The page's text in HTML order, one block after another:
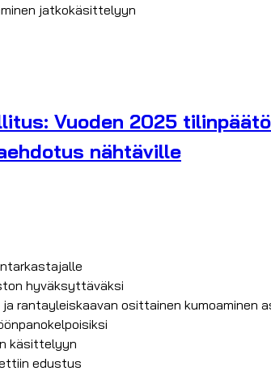
jatkokäsittelyyn
Vuoden 2025
nähtäville
hyväksyttäväksi
rantayleiskaavan osittainen kumoaminen
käsittelyyn
edustus